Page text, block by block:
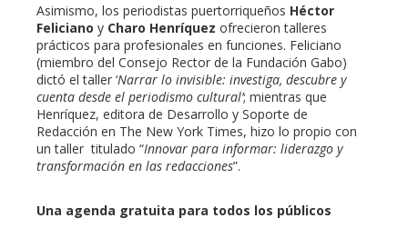
Asimismo, los periodistas puertorriqueños Héctor
Feliciano y Charo Henríquez ofrecieron talleres
prácticos para profesionales en funciones. Feliciano
(miembro del Consejo Rector de la Fundación Gabo)
dictó el taller ‘Narrar lo invisible: investiga, descubre y
cuenta desde el periodismo cultural’; mientras que
Henríquez, editora de Desarrollo y Soporte de
Redacción en The New York Times, hizo lo propio con
un taller titulado “Innovar para informar: liderazgo y
transformación en las redacciones”.
Una agenda gratuita para todos los públicos